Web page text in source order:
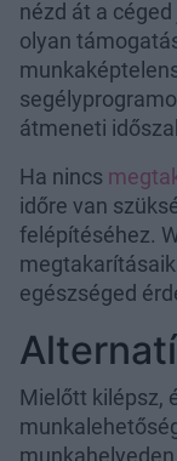
nézd át a
olyan
átmeneti
Ha nincs
időre van
felépítéséhez.
egészséged
Mielőtt kilépsz,